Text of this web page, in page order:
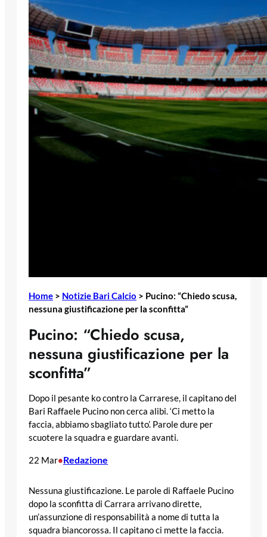
Home > Notizie Bari Calcio > Pucino: “Chiedo scusa,
nessuna giustificazione per la sconfitta”
Pucino: “Chiedo scusa,
nessuna giustificazione per la
sconfitta”
Dopo il pesante ko contro la Carrarese, il capitano del
Bari Raffaele Pucino non cerca alibi. ‘Ci metto la
faccia, abbiamo sbagliato tutto’. Parole dure per
scuotere la squadra e guardare avanti.
22 Mar•Redazione
Nessuna giustificazione. Le parole di Raffaele Pucino
dopo la sconfitta di Carrara arrivano dirette,
un’assunzione di responsabilità a nome di tutta la
squadra biancorossa. Il capitano ci mette la faccia.